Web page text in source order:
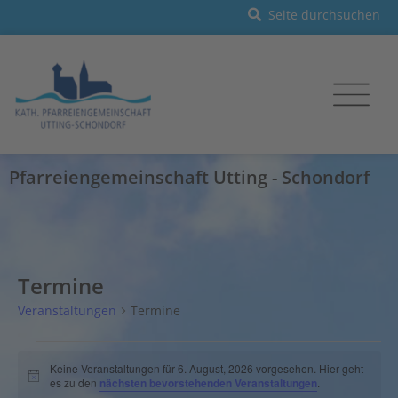
Pfarreiengemeinschaft Utting - Schondorf
Termine
Veranstaltungen Termine
Hinweis
Keine Veranstaltungen für 6. August, 2026 vorgesehen. Hier geht
es zu den nächsten bevorstehenden Veranstaltungen